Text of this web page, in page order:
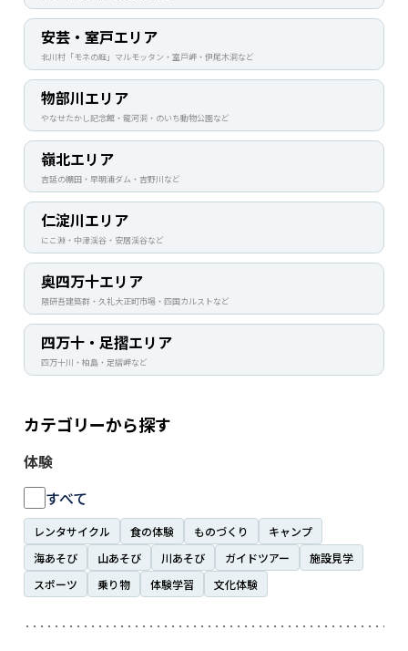
安芸・室戸エリア
北川村「モネの庭」マルモッタン・室戸岬・伊尾木洞など
物部川エリア
やなせたかし記念館・龍河洞・のいち動物公園など
嶺北エリア
吉延の棚田・早明浦ダム・吉野川など
仁淀川エリア
にこ淵・中津渓谷・安居渓谷など
奥四万十エリア
隈研吾建築群・久礼大正町市場・四国カルストなど
四万十・足摺エリア
四万十川・柏島・足摺岬など
カテゴリーから探す
体験
すべて
レンタサイクル 食の体験 ものづくり
キャンプ
海あそび
山あそび 川あそび ガイドツアー
施設見学
スポーツ
乗り物 体験学習 文化体験